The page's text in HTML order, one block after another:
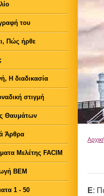
Ε:
του
Πώς ήρθε
Η διαδικασία
στιγμή
Θαυμάτων
Άρθρα
Μελέτης FACIM
ΒΕΜ
1 - 50